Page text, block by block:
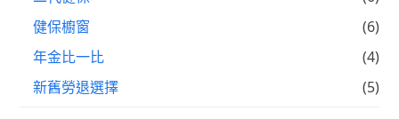
健保櫥窗
(6)
年金比一比
(4)
新舊勞退選擇
(5)